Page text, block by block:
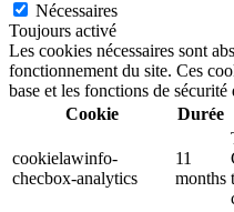
Nécessaires
Toujours activé
Les cookies nécessaires sont
fonctionnement du site. Ces
base et les fonctions de
Cookie
Durée
cookielawinfo-
checbox-analytics
11
months